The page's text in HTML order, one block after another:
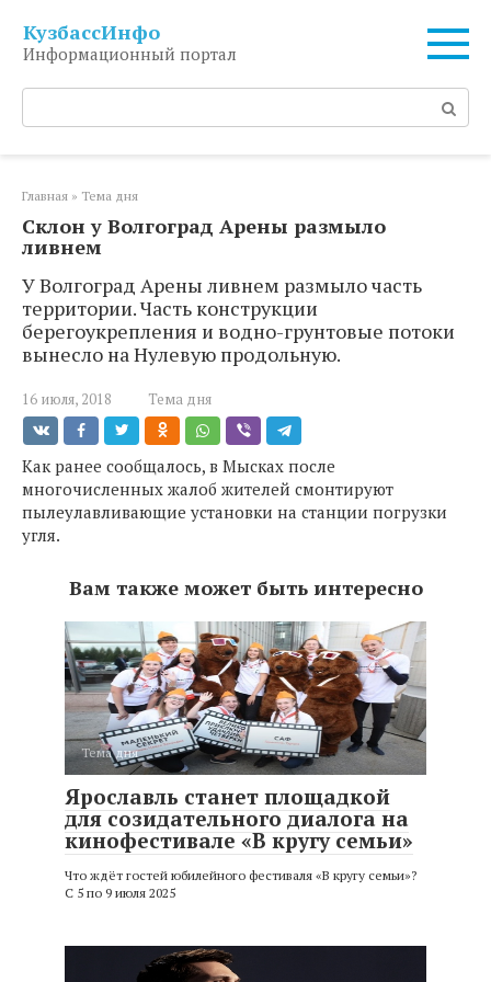
контенту
КузбассИнфо
Информационный портал
Поиск:
Главная » Тема дня
Склон у Волгоград Арены размыло
ливнем
У Волгоград Арены ливнем размыло часть
территории. Часть конструкции
берегоукрепления и водно-грунтовые потоки
вынесло на Нулевую продольную.
16 июля, 2018 Тема дня
Как ранее сообщалось, в Мысках после
многочисленных жалоб жителей смонтируют
пылеулавливающие установки на станции погрузки
угля.
Вам также может быть интересно
Тема дня
Ярославль станет площадкой
для созидательного диалога на
кинофестивале «В кругу семьи»
Что ждёт гостей юбилейного фестиваля «В кругу семьи»?
С 5 по 9 июля 2025